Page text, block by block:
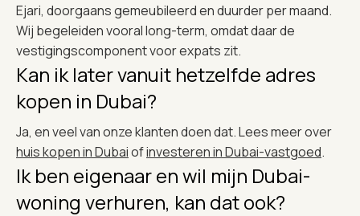
Ejari, doorgaans gemeubileerd en duurder per maand.
Wij begeleiden vooral long-term, omdat daar de
vestigingscomponent voor expats zit.
Kan ik later vanuit hetzelfde adres
kopen in Dubai?
Ja, en veel van onze klanten doen dat. Lees meer over
huis kopen in Dubaiofinvesteren in Dubai-vastgoed.
Ik ben eigenaar en wil mijn Dubai-
woning verhuren, kan dat ook?